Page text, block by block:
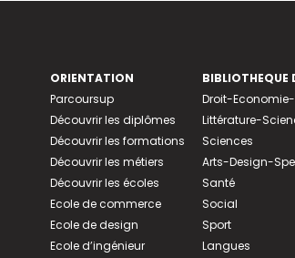
ORIENTATION
Parcoursup
Découvrir les diplômes
Découvrir les formations
Découvrir les métiers
Découvrir les écoles
Ecole de commerce
Ecole de design
Ecole d’ingénieur
BIBLIOTHEQUE
Droit-
Littérature-
Sciences
Arts-Design-
Santé
Social
Sport
Langues